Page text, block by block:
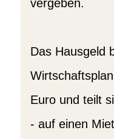
vergeben.
Das Hausgeld
Euro und teilt
- auf einen